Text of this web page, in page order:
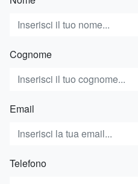
Cognome
Email
Telefono